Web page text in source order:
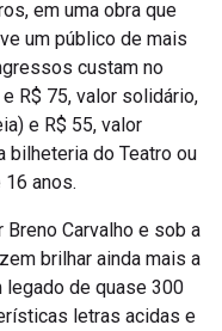
em uma obra que
um público de mais
custam no
R$ 75, valor solidário,
e R$ 55, valor
bilheteria do Teatro ou
anos.
Carvalho e sob a
brilhar ainda mais a
legado de quase 300
letras acidas e